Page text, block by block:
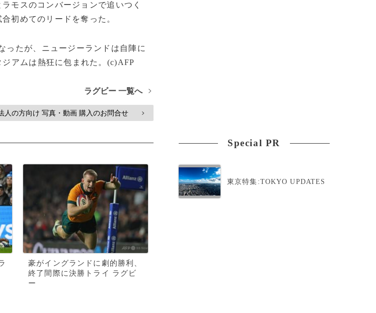
モスのコンバージョンで追いつく
初めてのリードを奪った。
ったが、ニュージーランドは自陣に
アムは熱狂に包まれた。(c)AFP
ラグビー 一覧へ >
人の方向け 写真・動画 購入のお問合せ >
豪がイングランドに劇的勝利、
終了間際に決勝トライ ラグビ
ー
Special PR
東京特集:TOKYO UPDATES